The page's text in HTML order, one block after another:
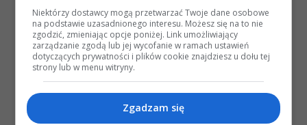
Niektórzy dostawcy mogą przetwarzać Twoje dane osobowe
na podstawie uzasadnionego interesu. Możesz się na to nie
zgodzić, zmieniając opcje poniżej. Link umożliwiający
zarządzanie zgodą lub jej wycofanie w ramach ustawień
dotyczących prywatności i plików cookie znajdziesz u dołu tej
strony lub w menu witryny.
Zgadzam się